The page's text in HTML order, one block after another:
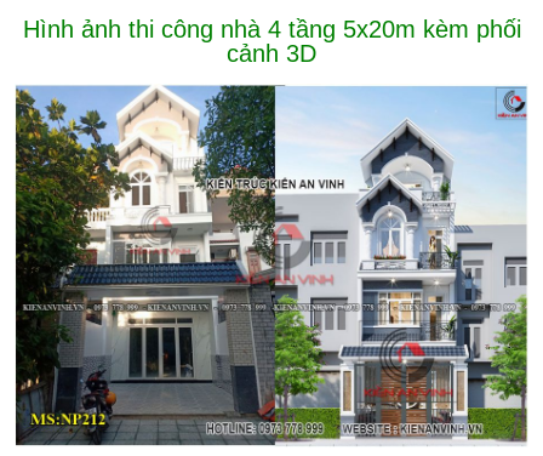
Hình ảnh thi công nhà 4 tầng 5x20m kèm phối
cảnh 3D